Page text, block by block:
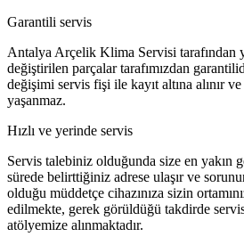
Garantili servis
Antalya Arçelik Klima Servisi tarafından
değiştirilen parçalar tarafımızdan
değişimi servis fişi ile kayıt altına alınır
yaşanmaz.
Hızlı ve yerinde servis
Servis talebiniz olduğunda size en yakın
sürede belirttiğiniz adrese ulaşır ve
olduğu müddetçe cihazınıza sizin
edilmekte, gerek görüldüğü takdirde servis
atölyemize alınmaktadır.